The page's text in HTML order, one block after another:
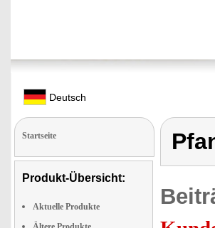
Deutsch
Startseite
Produkt-Übersicht:
Aktuelle Produkte